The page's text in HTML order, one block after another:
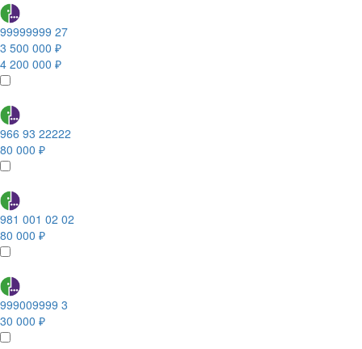
99999999 27
3 500 000 ₽
4 200 000 ₽
966 93 22222
80 000 ₽
981 001 02 02
80 000 ₽
999009999 3
30 000 ₽